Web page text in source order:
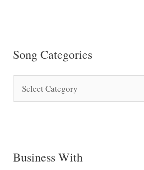
Song Categories
o
C
Business With